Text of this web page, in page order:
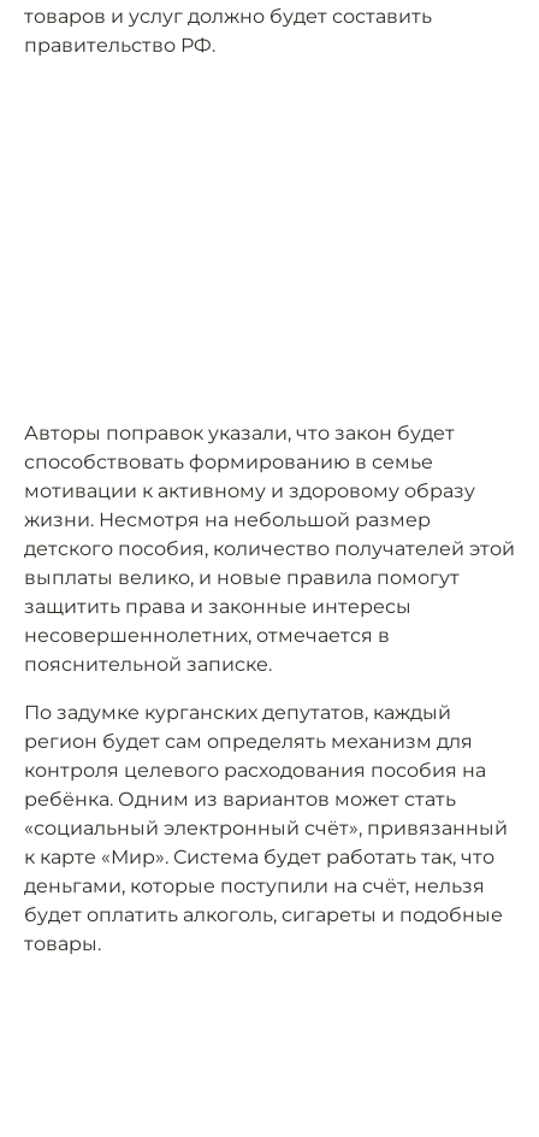
товаров и услуг должно будет составить
правительство РФ.
Авторы поправок указали, что закон будет
способствовать формированию в семье
мотивации к активному и здоровому образу
жизни. Несмотря на небольшой размер
детского пособия, количество получателей этой
выплаты велико, и новые правила помогут
защитить права и законные интересы
несовершеннолетних, отмечается в
пояснительной записке.
По задумке курганских депутатов, каждый
регион будет сам определять механизм для
контроля целевого расходования пособия на
ребёнка. Одним из вариантов может стать
«социальный электронный счёт», привязанный
к карте «Мир». Система будет работать так, что
деньгами, которые поступили на счёт, нельзя
будет оплатить алкоголь, сигареты и подобные
товары.